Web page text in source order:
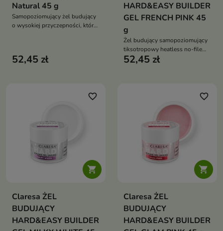
Natural 45 g
Samopoziomujący żel budujący
o wysokiej przyczepności, który
zapewniając naturalny wygląd i
52,45 zł
HARD&EASY BUILDER
GEL FRENCH PINK 45
g
Żel budujący samopoziomujący
tiksotropowy heatless no-file
półkryjący róż krycie do 90
52,45 zł

favorite_border
Claresa ŻEL
BUDUJĄCY
HARD&EASY BUILDER

favorite_border
Claresa ŻEL
BUDUJĄCY
HARD&EASY BUILDER